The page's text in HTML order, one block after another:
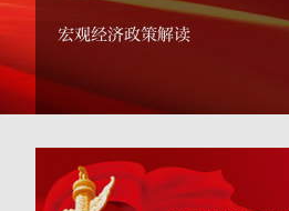
宏观经济政策解读